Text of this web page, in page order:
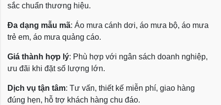
sắc chuẩn thương hiệu.
Đa dạng mẫu mã: Áo mưa cánh dơi, áo mưa bộ, áo mưa
trẻ em, áo mưa quảng cáo.
Giá thành hợp lý: Phù hợp với ngân sách doanh nghiệp,
ưu đãi khi đặt số lượng lớn.
Dịch vụ tận tâm: Tư vấn, thiết kế miễn phí, giao hàng
đúng hẹn, hỗ trợ khách hàng chu đáo.